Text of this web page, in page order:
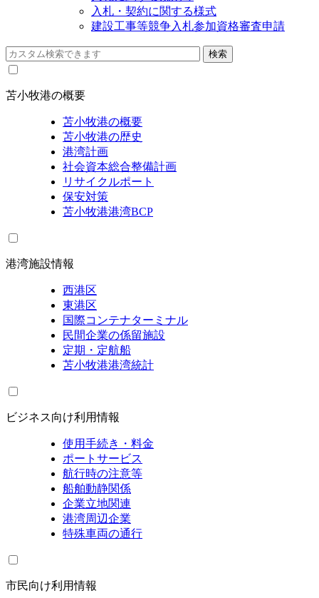
入札・契約に関する様式
建設工事等競争入札参加資格審査申請
苫小牧港の概要
苫小牧港の概要
苫小牧港の歴史
港湾計画
社会資本総合整備計画
リサイクルポート
保安対策
苫小牧港港湾BCP
港湾施設情報
西港区
東港区
国際コンテナターミナル
民間企業の係留施設
定期・定航船
苫小牧港港湾統計
ビジネス向け利用情報
使用手続き・料金
ポートサービス
航行時の注意等
船舶動静関係
企業立地関連
港湾周辺企業
特殊車両の通行
市民向け利用情報